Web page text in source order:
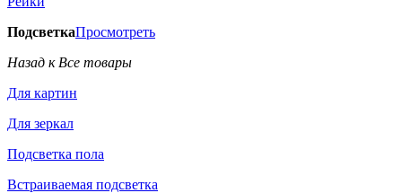
ПодсветкаПросмотреть
Назад к Все товары
Для картин
Для зеркал
Подсветка пола
Встраиваемая подсветка